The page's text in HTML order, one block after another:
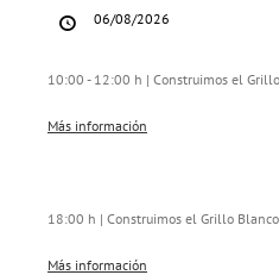
06/08/2026
10:00 - 12:00 h | Construimos el
Más información
18:00 h | Construimos el Grillo
Más información